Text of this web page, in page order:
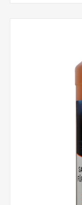
Wasser-, Urinstein
streifenfrei alle
Duft und
Unterhaltsreiniger
Kalk, Wasser- &
Untergründen -
Anhaftungen•
Besondere
emaillierte
(z. B. Marmor)
Anwendung und
Haftung
ml/Flasche (15
Europalette)5 Liter/
KG/Kanister (60